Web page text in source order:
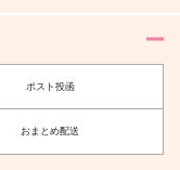
ポスト投函
おまとめ配送